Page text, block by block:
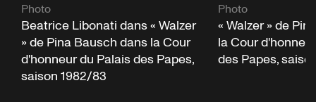
Photo
Beatrice Libonati dans « Walzer
» de Pina Bausch dans la Cour
d'honneur du Palais des Papes,
saison 1982/83
Photo
« Walzer » de
la Cour
des Papes,